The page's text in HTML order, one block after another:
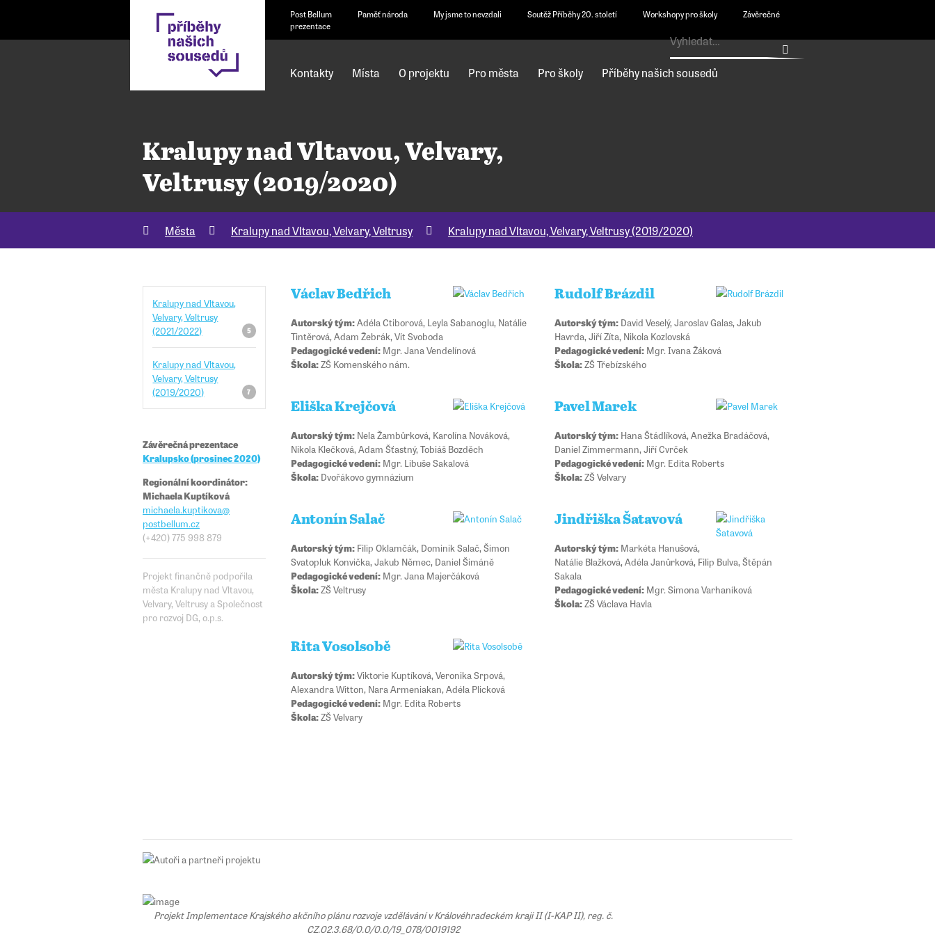
Post Bellum Paměť národa My jsme to nevzdali Soutěž Příběhy 20. století Workshopy pro školy
Závěrečné
prezentace
Kontakty Místa O projektu Pro města Pro školy Příběhy našich sousedů
Kralupy nad Vltavou, Velvary,
Veltrusy (2019/2020)
Města Kralupy nad Vltavou, Velvary, Veltrusy Kralupy nad Vltavou, Velvary, Veltrusy (2019/2020)
Kralupy nad Vltavou,
Velvary, Veltrusy
(2021/2022)
5
Kralupy nad Vltavou,
Velvary, Veltrusy
(2019/2020)
7
Závěrečná prezentace
Kralupsko (prosinec 2020)
Regionální koordinátor:
Michaela Kuptíková
michaela.kuptikova@​​
postbellum.cz
(+420) 775 998 879
Projekt finančně podpořila
města Kralupy nad Vltavou,
Velvary, Veltrusy a Společnost
pro rozvoj DG, o.p.s.
Václav Bedřich
Autorský tým:Adéla Ctiborová, Leyla Sabanoglu, Natálie
Tintěrová, Adam Žebrák, Vít Svoboda
Pedagogické vedení: Mgr. Jana Vendelínová
Škola:ZŠ Komenského nám.
Rudolf Brázdil
Autorský tým:David Veselý, Jaroslav Galas, Jakub
Havrda, Jiří Zíta, Nikola Kozlovská
Pedagogické vedení:Mgr. Ivana Žáková
Škola:ZŠ Třebízského
Eliška Krejčová
Autorský tým: Nela Žambůrková, Karolína Nováková,
Nikola Klečková, Adam Šťastný, Tobiáš Bozděch
Pedagogické vedení: Mgr. Libuše Sakalová
Škola: Dvořákovo gymnázium
Pavel Marek
Autorský tým:Hana Štádlíková, Anežka Bradáčová,
Daniel Zimmermann, Jiří Cvrček
Pedagogické vedení:Mgr. Edita Roberts
Škola:ZŠ Velvary
Antonín Salač
Autorský tým: Filip Oklamčák, Dominik Salač, Šimon
Svatopluk Konvička, Jakub Němec, Daniel Šimáně
Pedagogické vedení: Mgr. Jana Majerčáková
Škola:ZŠ Veltrusy
Jindřiška Šatavová
Autorský tým:Markéta Hanušová,
Natálie Blažková, Adéla Janůrková, Filip Bulva, Štěpán
Sakala
Pedagogické vedení:Mgr. Simona Varhaníková
Škola:ZŠ Václava Havla
Rita Vosolsobě
Autorský tým:Viktorie Kuptíková, Veronika Srpová,
Alexandra Witton, Nara Armeniakan, Adéla Plicková
Pedagogické vedení: Mgr. Edita Roberts
Škola:ZŠ Velvary
Projekt Implementace Krajského akčního plánu rozvoje vzdělávání v Královéhradeckém kraji II (I-KAP II), reg. č.
CZ.02.3.68/0.0/0.0/19_078/0019192